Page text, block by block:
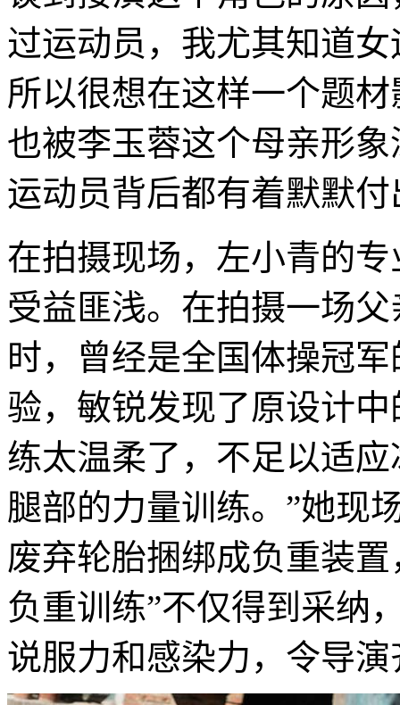
过运动员，我尤其知道
所以很想在这样一个题
也被李玉蓉这个母亲形
运动员背后都有着默默付
在拍摄现场，左小青的
受益匪浅。在拍摄一场
时，曾经是全国体操冠
验，敏锐发现了原设计
练太温柔了，不足以适
腿部的力量训练。”她现
废弃轮胎捆绑成负重装
负重训练”不仅得到采纳
说服力和感染力，令导